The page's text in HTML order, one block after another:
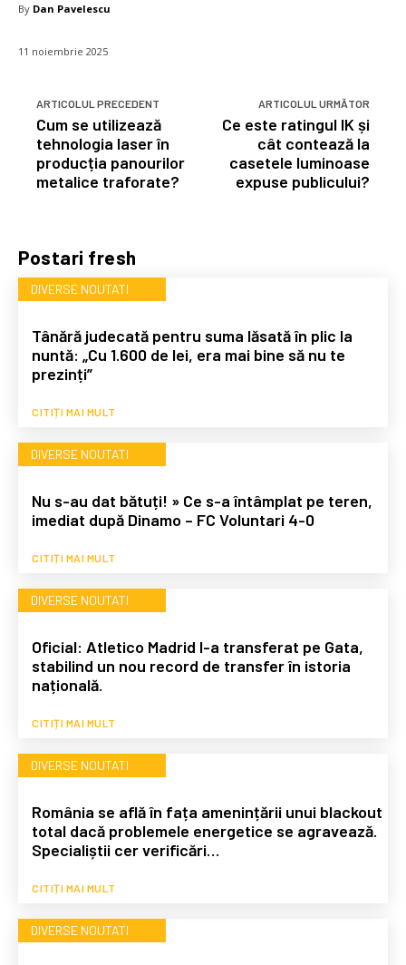
Postari fresh
DIVERSE NOUTATI
Tânără judecată pentru suma lăsată în plic la
nuntă: „Cu 1.600 de lei, era mai bine să nu te
prezinți”
CITIȚI MAI MULT
DIVERSE NOUTATI
Nu s-au dat bătuți! » Ce s-a întâmplat pe teren,
imediat după Dinamo – FC Voluntari 4-0
CITIȚI MAI MULT
DIVERSE NOUTATI
Oficial: Atletico Madrid l-a transferat pe Gata,
stabilind un nou record de transfer în istoria
națională.
CITIȚI MAI MULT
DIVERSE NOUTATI
România se află în fața amenințării unui blackout
total dacă problemele energetice se agravează.
Specialiștii cer verificări…
CITIȚI MAI MULT
DIVERSE NOUTATI
By Dan Pavelescu
11 noiembrie 2025
ARTICOLUL PRECEDENT
Cum se utilizează
tehnologia laser în
producția panourilor
metalice traforate?
ARTICOLUL URMĂTOR
Ce este ratingul IK și
cât contează la
casetele luminoase
expuse publicului?